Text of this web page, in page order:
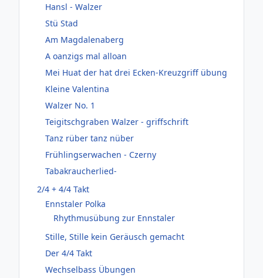
Hansl - Walzer
Stü Stad
Am Magdalenaberg
A oanzigs mal alloan
Mei Huat der hat drei Ecken-Kreuzgriff übung
Kleine Valentina
Walzer No. 1
Teigitschgraben Walzer - griffschrift
Tanz rüber tanz nüber
Frühlingserwachen - Czerny
Tabakraucherlied-
2/4 + 4/4 Takt
Ennstaler Polka
Rhythmusübung zur Ennstaler
Stille, Stille kein Geräusch gemacht
Der 4/4 Takt
Wechselbass Übungen